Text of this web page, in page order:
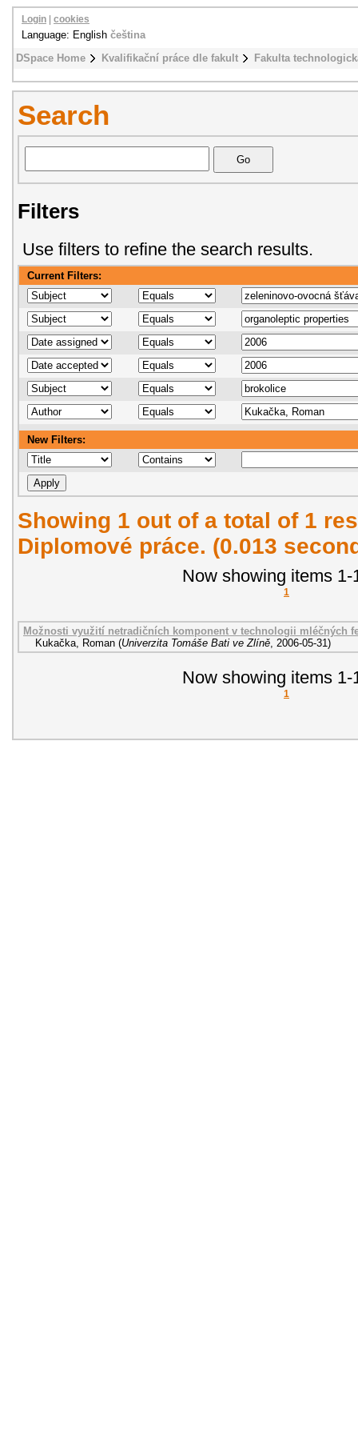
DSpace Home Kvalifikační práce dle fakult Fakulta
Login cookies
Language: English čeština
Search
Filters
Use filters to refine the search results.
Current Filters:
New Filters:
Showing 1 out of a total of 1
Diplomové práce. (0.013
Now showing items 1-
1
Možnosti využití netradičních komponent v technologii mléčných
Kukačka, Roman (Univerzita Tomáše Bati ve Zlíně, 2006-05-31)
Now showing items 1-
1